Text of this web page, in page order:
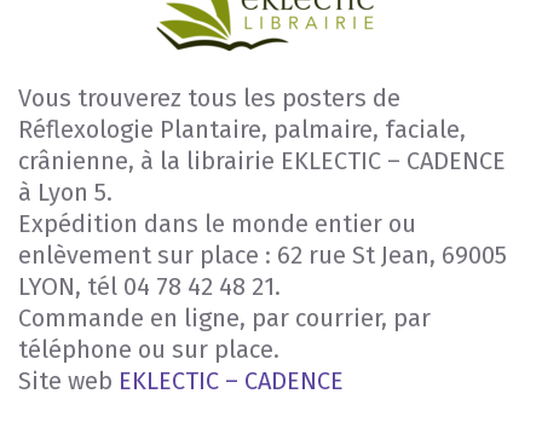
Vous trouverez tous les posters de
Réflexologie Plantaire, palmaire, faciale,
crânienne, à la librairie EKLECTIC – CADENCE
à Lyon 5.
Expédition dans le monde entier ou
enlèvement sur place : 62 rue St Jean, 69005
LYON, tél 04 78 42 48 21.
Commande en ligne, par courrier, par
téléphone ou sur place.
Site web EKLECTIC – CADENCE